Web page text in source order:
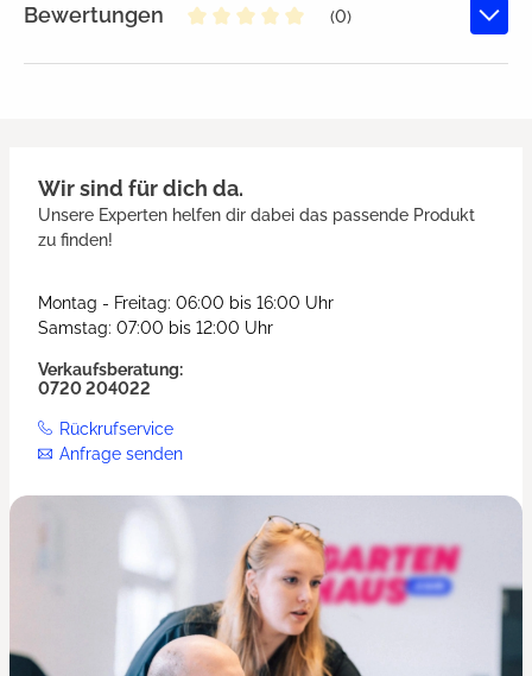
Bewertungen
(0)
Wir sind für dich da.
Unsere Experten helfen dir dabei das passende Produkt
zu finden!
Montag - Freitag: 06:00 bis 16:00 Uhr
Samstag: 07:00 bis 12:00 Uhr
Verkaufsberatung:
0720 204022
Rückrufservice
Anfrage senden